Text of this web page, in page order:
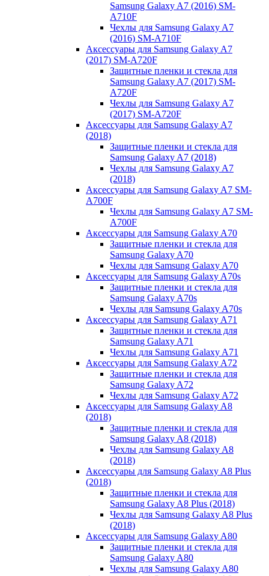
Samsung Galaxy A7 (2016) SM-
A710F
Чехлы для Samsung Galaxy A7
(2016) SM-A710F
Аксессуары для Samsung Galaxy A7
(2017) SM-A720F
Защитные пленки и стекла для
Samsung Galaxy A7 (2017) SM-
A720F
Чехлы для Samsung Galaxy A7
(2017) SM-A720F
Аксессуары для Samsung Galaxy A7
(2018)
Защитные пленки и стекла для
Samsung Galaxy A7 (2018)
Чехлы для Samsung Galaxy A7
(2018)
Аксессуары для Samsung Galaxy A7 SM-
A700F
Чехлы для Samsung Galaxy A7 SM-
A700F
Аксессуары для Samsung Galaxy A70
Защитные пленки и стекла для
Samsung Galaxy A70
Чехлы для Samsung Galaxy A70
Аксессуары для Samsung Galaxy A70s
Защитные пленки и стекла для
Samsung Galaxy A70s
Чехлы для Samsung Galaxy A70s
Аксессуары для Samsung Galaxy A71
Защитные пленки и стекла для
Samsung Galaxy A71
Чехлы для Samsung Galaxy A71
Аксессуары для Samsung Galaxy A72
Защитные пленки и стекла для
Samsung Galaxy A72
Чехлы для Samsung Galaxy A72
Аксессуары для Samsung Galaxy A8
(2018)
Защитные пленки и стекла для
Samsung Galaxy A8 (2018)
Чехлы для Samsung Galaxy A8
(2018)
Аксессуары для Samsung Galaxy A8 Plus
(2018)
Защитные пленки и стекла для
Samsung Galaxy A8 Plus (2018)
Чехлы для Samsung Galaxy A8 Plus
(2018)
Аксессуары для Samsung Galaxy A80
Защитные пленки и стекла для
Samsung Galaxy A80
Чехлы для Samsung Galaxy A80